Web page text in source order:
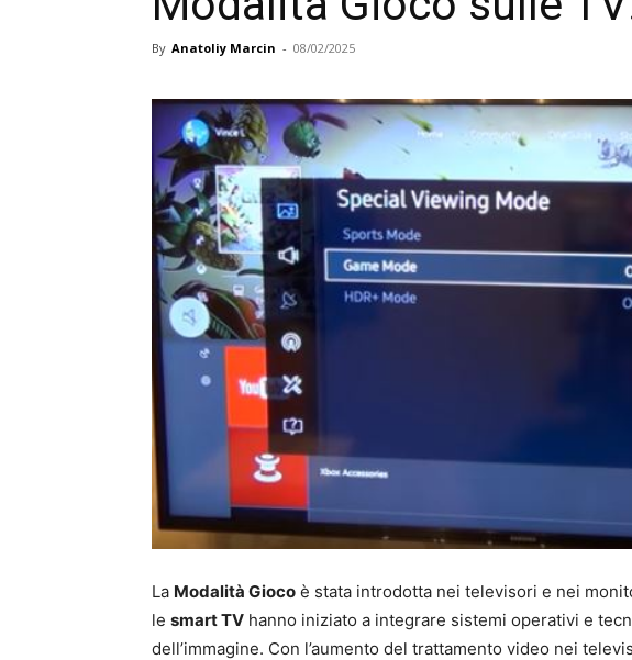
By Anatoliy Marcin - 08/02/2025
La Modalità Gioco è stata introdotta nei televisori e nei
le smart TV hanno iniziato a integrare sistemi operativi e
dell’immagine. Con l’aumento del trattamento video nei